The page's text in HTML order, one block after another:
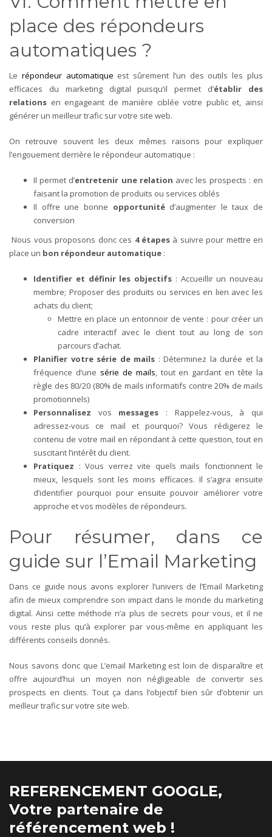
place des répondeurs
automatiques ?
Le répondeur automatique est sûrement l’un des outils les plus
efficaces du marketing digital puisqu’il permet d’établir des
relations en engageant de manière ciblée votre public et, ainsi
générer un meilleur trafic sur votre site web.
On retrouve souvent les deux mêmes raisons pour expliquer
l’engouement derrière le répondeur automatique :
Il permet d’entretenir une relation avec les prospects : en
faisant la promotion de produits ou services ciblés
Il offre une bonne opportunitéd’augmenter le taux de
conversion
Nous vous proposons donc ces 4 étapesà suivre pour mettre en
place un bon répondeur automatique :
Identifier et définir les objectifs : Accueillir un nouveau
membre; Proposer des produits ou services en lien avec les
achats du client;
Mettre en place un entonnoir de vente : pour créer un
cadre interactif avec le client tout au long de son
parcours d’achat.
Planifier votre série de mails : Déterminez la durée et la
fréquence d’une série de mails, tout en gardant en tête la
règle des 80/20 (80% de mails informatifs contre 20% de mails
promotionnels)
Personnalisez vos messages : Rappelez-vous, à qui
adressez-vous ce mail et pourquoi? Vous rédigerez le
contenu de votre mail en répondant à cette question, tout en
suscitant l’intérêt du client.
Pratiquez : Vous verrez vite quels mails fonctionnent le
mieux, lesquels sont les moins efficaces. Il s’agira ensuite
d’identifier pourquoi pour ensuite pouvoir améliorer votre
approche et vos modèles de répondeurs.
Pour résumer, dans ce
guide sur l’Email Marketing
Dans ce guide nous avons explorer l’univers de l’Email Marketing
afin de mieux comprendre son impact dans le monde du marketing
digital.Ainsi cette méthode n’a plus de secrets pour vous, et il ne
vous reste plus qu’à explorer par vous-même en appliquant les
différents conseils donnés.
Nous savons donc que L’email Marketing est loin de disparaître et
offre aujourd’hui un moyen non négligeable de convertir ses
prospects en clients. Tout ça dans l’objectif bien sûr d’obtenir un
meilleur trafic sur votre site web.
REFERENCEMENT GOOGLE,
Votre partenaire de
référencement web !